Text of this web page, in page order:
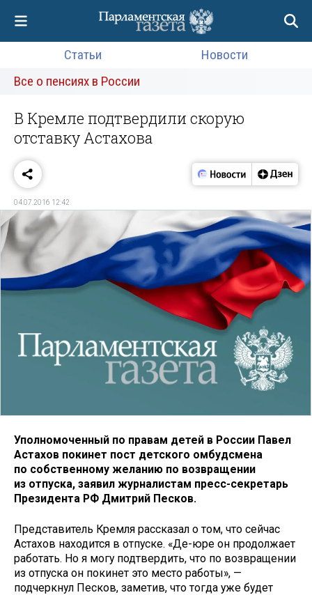
Статьи
Новости
Все о пенсиях в России
В Кремле подтвердили скорую
отставку Астахова
04.07.2016 12:42
Уполномоченный по правам детей в России Павел
Астахов покинет пост детского омбудсмена
по собственному желанию по возвращении
из отпуска, заявил журналистам пресс-секретарь
Президента РФ Дмитрий Песков.
Представитель Кремля рассказал о том, что сейчас
Астахов находится в отпуске. «Де-юре он продолжает
работать. Но я могу подтвердить, что по возвращении
из отпуска он покинет это место работы», —
подчеркнул Песков, заметив, что тогда уже будет